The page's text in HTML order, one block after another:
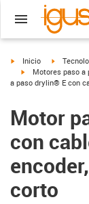
igus-icon-arrow-right
Inicio igus-
igus-icon-arrow-
Motores paso a
a paso drylin® E con
Motor
con
corto